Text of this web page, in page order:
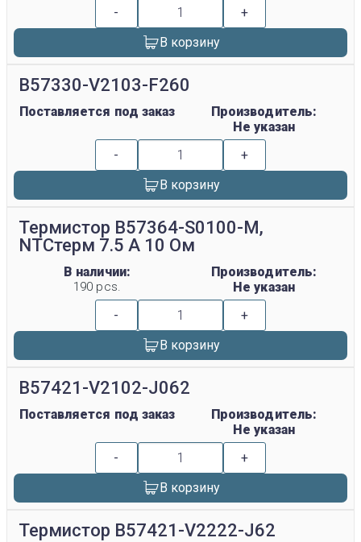
-
+
В корзину
B57330-V2103-F260
Поставляется под заказ
Производитель:
Не указан
-
+
В корзину
Термистор B57364-S0100-M,
NTCтерм 7.5 А 10 Ом
В наличии:
190 pcs.
Производитель:
Не указан
-
+
В корзину
B57421-V2102-J062
Поставляется под заказ
Производитель:
Не указан
-
+
В корзину
Термистор B57421-V2222-J62